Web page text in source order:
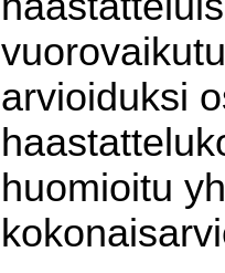
arvioiduksi
huomioitu